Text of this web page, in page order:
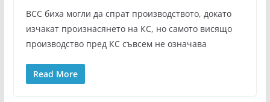
ВСС биха могли да спрат производството, докато
изчакат произнасянето на КС, но самото висящо
производство пред КС съвсем не означава
Read More